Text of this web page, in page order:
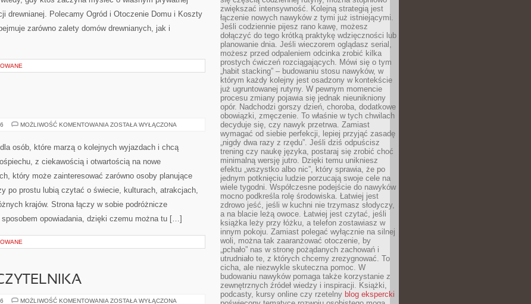
drewnianej. Polecamy Ogród i Otoczenie Domu i Koszty
zarówno zalety domów drewnianych, jak i
MOŻLIWOŚĆ KOMENTOWANIA SZWECJA
ZOSTAŁA WYŁĄCZONA
osób, które marzą o kolejnych wyjazdach i chcą
z ciekawością i otwartością na nowe
który może zainteresować zarówno osoby planujące
po prostu lubią czytać o świecie, kulturach, atrakcjach,
krajów. Strona łączy w sobie podróżnicze
opowiadania, dzięki czemu można tu […]
MOŻLIWOŚĆ KOMENTOWANIA Z
ZOSTAŁA WYŁĄCZONA
zwiększać intensywność. Kolejną strategią jest
łączenie nowych nawyków z tymi już istniejącymi.
Jeśli codziennie pijesz rano kawę, możesz
dołączyć do tego krótką praktykę wdzięczności lub
planowanie dnia. Jeśli wieczorem oglądasz serial,
możesz przed odpaleniem odcinka zrobić kilka
prostych ćwiczeń rozciągających. Mówi się o tym
„habit stacking” – budowaniu stosu nawyków, w
którym każdy kolejny jest osadzony w kontekście
już ugruntowanej rutyny. W pewnym momencie
procesu zmiany pojawia się jednak nieunikniony
opór. Nadchodzi gorszy dzień, choroba, dodatkowe
obowiązki, zmęczenie. To właśnie w tych chwilach
decyduje się, czy nawyk przetrwa. Zamiast
wymagać od siebie perfekcji, lepiej przyjąć zasadę
„nigdy dwa razy z rzędu”. Jeśli dziś odpuścisz
trening czy naukę języka, postaraj się zrobić choć
minimalną wersję jutro. Dzięki temu unikniesz
efektu „wszystko albo nic”, który sprawia, że po
jednym potknięciu ludzie porzucają swoje cele na
wiele tygodni. Współczesne podejście do nawyków
mocno podkreśla rolę środowiska. Łatwiej jest
zdrowo jeść, jeśli w kuchni nie trzymasz słodyczy,
a na blacie leżą owoce. Łatwiej jest czytać, jeśli
książka leży przy łóżku, a telefon zostawiasz w
innym pokoju. Zamiast polegać wyłącznie na silnej
woli, można tak zaaranżować otoczenie, by
„pchało” nas w stronę pożądanych zachowań i
utrudniało te, z których chcemy zrezygnować. To
cicha, ale niezwykle skuteczna pomoc. W
budowaniu nawyków pomaga także korzystanie z
zewnętrznych źródeł wiedzy i inspiracji. Książki,
podcasty, kursy online czy rzetelny blog ekspercki